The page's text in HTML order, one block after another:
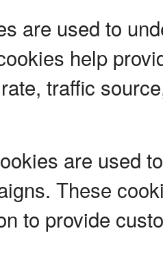
are used to
help
traffic
are used
These
to provide